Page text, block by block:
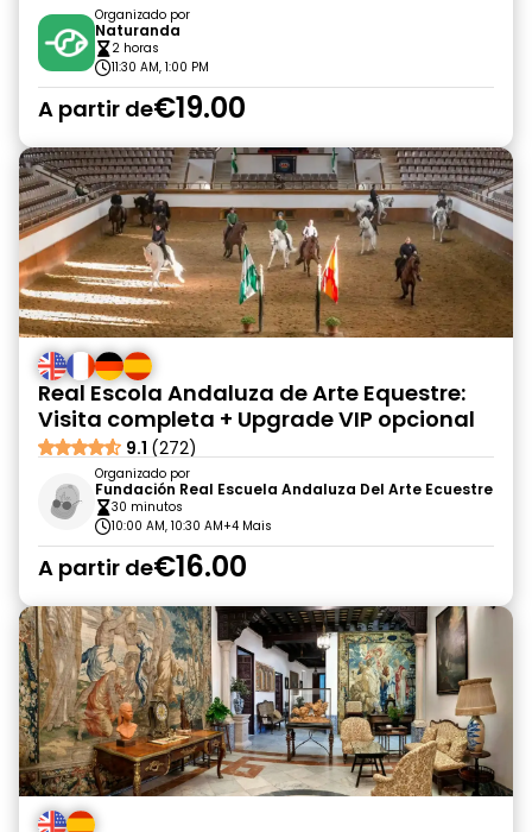
Organizado por
Naturanda
2 horas
11:30 AM, 1:00 PM
A partir de€19.00
Real Escola Andaluza de Arte Equestre:
Visita completa + Upgrade VIP opcional
9.1 (272)
Organizado por
Fundación Real Escuela Andaluza Del Arte Ecuestre
30 minutos
10:00 AM, 10:30 AM+4 Mais
A partir de€16.00